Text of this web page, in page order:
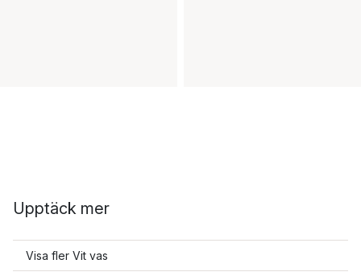
Upptäck mer
Visa fler Vit vas